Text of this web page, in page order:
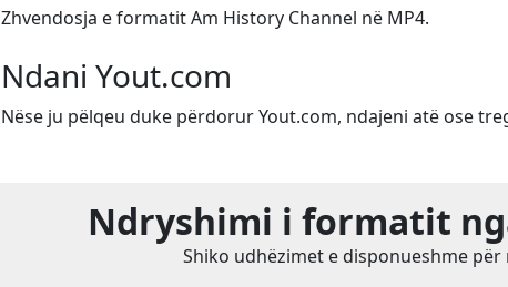
Zhvendosja e formatit Am History Channel në MP4.
Ndani Yout.com
Nëse ju pëlqeu duke përdorur Yout.com, ndajeni atë ose
Ndryshimi i formatit
Shiko udhëzimet e disponueshme